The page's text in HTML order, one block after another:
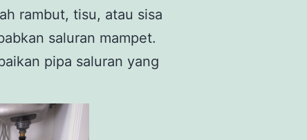
rambut, tisu, atau sisa
saluran mampet.
pipa saluran yang